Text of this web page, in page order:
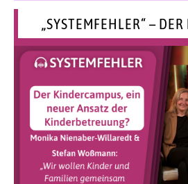
„SYSTEMFEHLER“ –